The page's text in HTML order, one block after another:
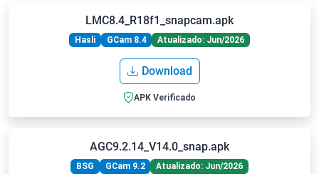
LMC8.4_R18f1_snapcam.apk
Hasli GCam 8.4 Atualizado: Jun/2026
Download
APK Verificado
AGC9.2.14_V14.0_snap.apk
BSG GCam 9.2 Atualizado: Jun/2026